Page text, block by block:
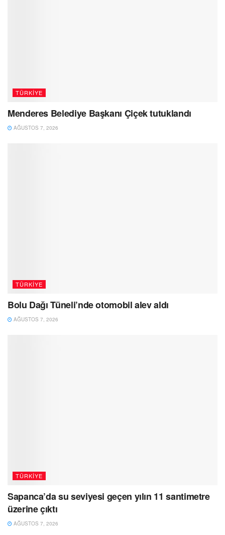
TÜRKIYE
Menderes Belediye Başkanı Çiçek tutuklandı
AĞUSTOS 7, 2026
TÜRKIYE
Bolu Dağı Tüneli’nde otomobil alev aldı
AĞUSTOS 7, 2026
TÜRKIYE
Sapanca’da su seviyesi geçen yılın 11 santimetre
üzerine çıktı
AĞUSTOS 7, 2026